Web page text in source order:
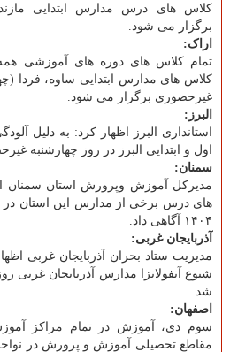
کلاس های درس مدارس ابتدایی
برگزار می شود.
اراک:
تمام کلاس های دوره های آموزشی
کلاس های مدارس ابتدایی ساوه، فردا
غیرحضوری برگزار می شود.
البرز:
استانداری البرز اظهار کرد: به دلیل
اول و ابتدایی البرز در روز چهارشنبه
سمنان:
مدیرکل آموزش وپرورش استان
های درس برخی از مدارس این استان در
۱۴۰۴ آگاهی داد.
آذربایجان غربی:
مدیریت ستاد بحران آذربایجان غربی
شد.
اصفهان:
سوم دی، آموزش در تمام مراکز
مقاطع تحصیلی آموزش و پرورش در